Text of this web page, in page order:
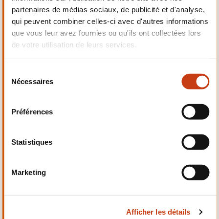
partenaires de médias sociaux, de publicité et d'analyse,
qui peuvent combiner celles-ci avec d'autres informations
que vous leur avez fournies ou qu'ils ont collectées lors
de votre utilisation de leurs services.
Nécessaires
Préférences
Statistiques
Marketing
Afficher les détails
Mécanique,
Electrotechnique,
Automatismes